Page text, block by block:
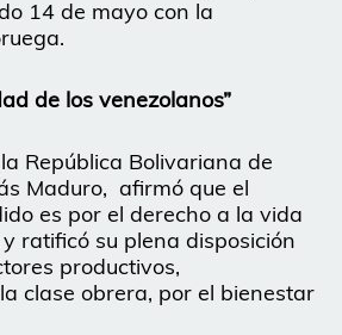
14 de mayo con la
de los venezolanos”
República Bolivariana de
Maduro, afirmó que el
es por el derecho a la vida
ratificó su plena disposición
productivos,
clase obrera, por el bienestar